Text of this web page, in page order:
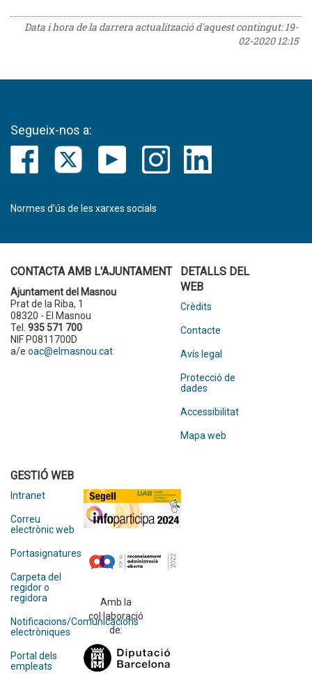
Data i hora de la darrera actualització d'aquest contingut:19-
02-2020 12:15
Segueix-nos a:
Normes d’ús de les xarxes socials
CONTACTA AMB L'AJUNTAMENT
Ajuntament del Masnou
Prat de la Riba, 1
08320 - El Masnou
Tel. 935 571 700
NIF P0811700D
a/e oac@elmasnou.cat
DETALLS DEL
WEB
Crèdits
Contacte
Avís legal
Protecció de
dades
Accessibilitat
Mapa web
GESTIÓ WEB
Intranet
Correu
electrònic web
Portasignatures
Carpeta del
regidor o
regidora
Notificacions/Comunicacions
electròniques
Portal dels
empleats
Amb la
col·laboració
de: